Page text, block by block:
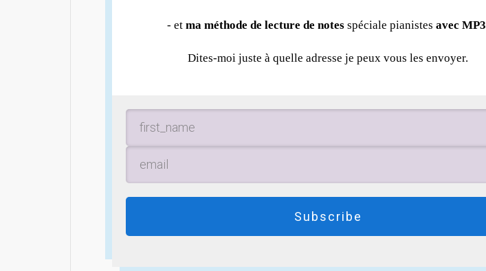
- et ma méthode de lecture de notes spéciale pianistes avec MP3
Dites-moi juste à quelle adresse je peux vous les envoyer.
Subscribe